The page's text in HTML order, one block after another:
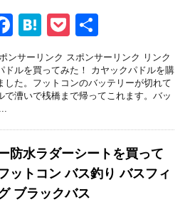
F
a
c
e
o
o
k
H
at
e
n
P
o
ck
et
有
ンサーリンク スポンサーリンク リンク
ドルを買ってみた！ カヤックパドルを購
した。フットコンのバッテリーが切れて
で漕いで桟橋まで帰ってこれます。バッ
防水ラダーシートを買って
ットコン バス釣り バスフィ
ブラックバス